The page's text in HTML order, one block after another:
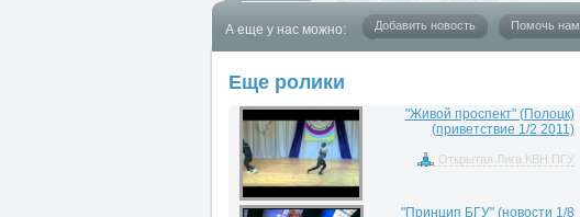
А еще у нас можно: Добавить новость Помочь нам
Еще ролики
"Живой проспект" (Полоцк)
(приветствие 1/2 2011)
Открытая Лига КВН ПГУ
"Принцип БГУ" (новости 1/8